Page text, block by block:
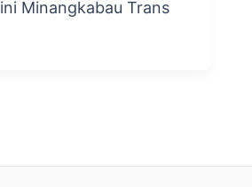
Minangkabau Trans